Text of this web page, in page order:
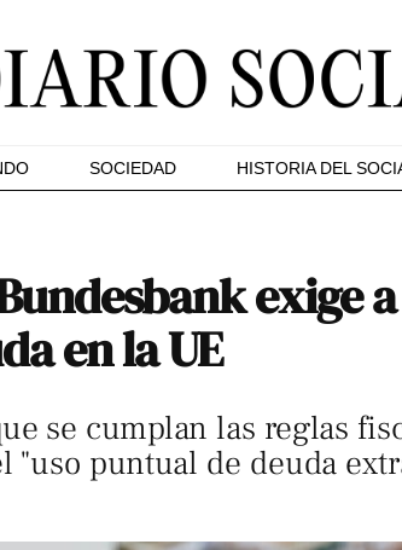
SOCIEDAD HISTORIA DEL
exige
en la UE
se cumplan las reglas
"uso puntual de deuda